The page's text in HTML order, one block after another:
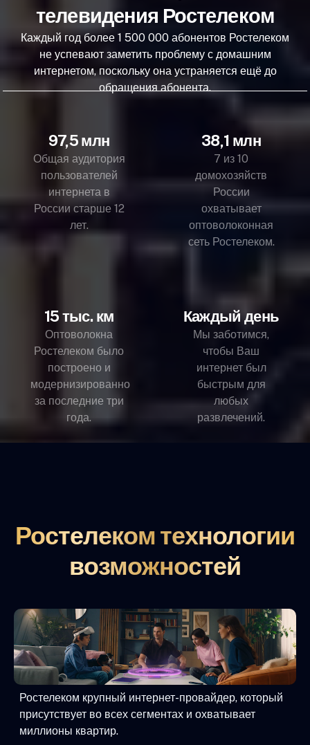
телевидения Ростелеком
Каждый год более 1 500 000 абонентов Ростелеком
не успевают заметить проблему с домашним
интернетом, поскольку она устраняется ещё до
обращения абонента.
97,5 млн
Общая аудитория
пользователей
интернета в
России старше 12
лет.
38,1 млн
7 из 10
домохозяйств
России
охватывает
оптоволоконная
сеть Ростелеком.
15 тыс. км
Оптоволокна
Ростелеком было
построено и
модернизированно
за последние три
года.
Каждый день
Мы заботимся,
чтобы Ваш
интернет был
быстрым для
любых
развлечений.
Ростелеком технологии
возможностей
Ростелеком крупный интернет-провайдер, который
присутствует во всех сегментах и охватывает
миллионы квартир.